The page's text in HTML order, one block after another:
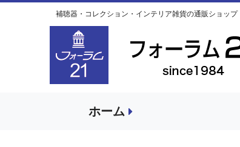
補聴器・コレクション・インテリア雑貨の通販ショップ
ホーム